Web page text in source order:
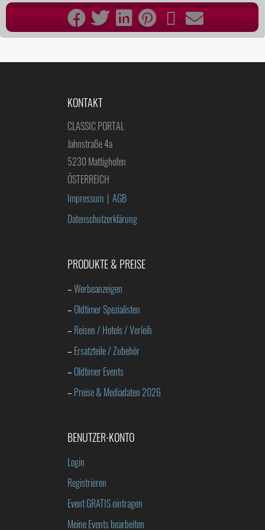
KONTAKT
CLASSIC PORTAL
Jahnstraße 4a
5230 Mattighofen
ÖSTERREICH
Impressum | AGB
Datenschutzerklärung
PRODUKTE & PREISE
–Werbeanzeigen
– Oldtimer Spezialisten
– Reisen / Hotels / Verleih
– Ersatzteile / Zubehör
– Oldtimer Events
– Preise & Mediadaten 2026
BENUTZER-KONTO
Login
Registrieren
Event GRATIS eintragen
Meine Events bearbeiten